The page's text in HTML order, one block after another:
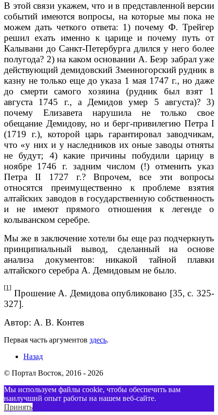
В этой связи укажем, что и в представленной версии
событий имеются вопросы, на которые мы пока не
можем дать четкого ответа: 1) почему Ф. Трейгер
решил ехать именно к царице и почему путь от
Калывани до Санкт-Петербурга длился у него более
полугода? 2) на каком основании А. Беэр забрал уже
действующий демидовский Змеиногорский рудник в
каз­ну не только еще до указа 1 мая 1747 г., но даже
до смерти самого хозяина (рудник был взят 1
августа 1745 г., а Демидов умер 5 августа)? 3)
почему Ели­завета нарушила не только свое
обещание Демидову, но и берг-привилегию Петра I
(1719 г.), которой царь гарантировал заводчикам,
что «у них и у на­следников их оные заводы отняты
не будут; 4) какие причины побудили ца­рицу в
ноябре 1746 г. задним числом (!) отменить указ
Петра II 1727 г.? Впро­чем, все эти вопросы
относятся преимущественно к проблеме взятия
алтайских заводов в государственную собственность
и не имеют прямого отноше­ния к легенде о
колыванском серебре.
Мы же в заключение хотели бы еще раз подчеркнуть
принципиальный вывод, сделанный на основе
анализа документов: никакой тайной плавки
алтайского серебра А. Демидовым не было.
[1]
Прошение А. Демидова опубликовано [35, с. 325-
327].
Автор: А. В. Контев
Первая часть аргументов здесь.
Назад
© Портал Восток, 2016 - 2026
Мы используем файлы cookie, чтобы обеспечить вам
наилучший опыт работы на нашем веб-сайте.
Принять